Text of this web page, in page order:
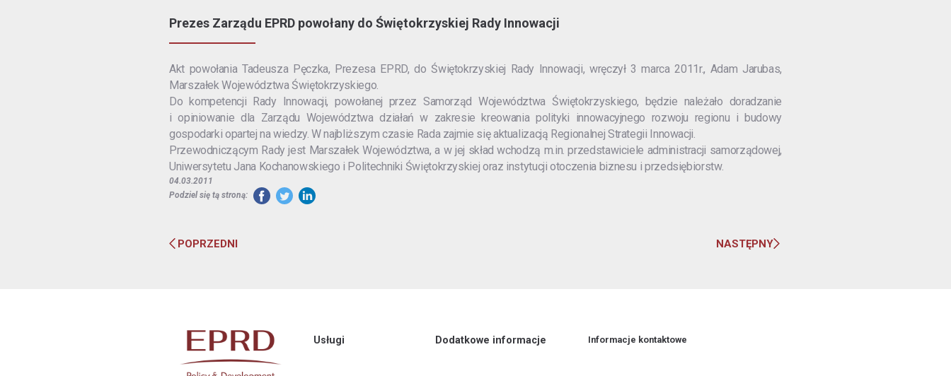
Prezes Zarządu EPRD powołany do Świętokrzyskiej Rady Innowacji
Akt powołania Tadeusza Pęczka, Prezesa EPRD, do Świętokrzyskiej Rady Innowacji, wręczył 3 marca 2011r., Adam Jarubas,
Marszałek Województwa Świętokrzyskiego.
Do kompetencji Rady Innowacji, powołanej przez Samorząd Województwa Świętokrzyskiego, będzie należało doradzanie
i opiniowanie dla Zarządu Województwa działań w zakresie kreowania polityki innowacyjnego rozwoju regionu i budowy
gospodarki opartej na wiedzy. W najbliższym czasie Rada zajmie się aktualizacją Regionalnej Strategii Innowacji.
Przewodniczącym Rady jest Marszałek Województwa, a w jej skład wchodzą m.in. przedstawiciele administracji samorządowej,
Uniwersytetu Jana Kochanowskiego i Politechniki Świętokrzyskiej oraz instytucji otoczenia biznesu i przedsiębiorstw.
04.03.2011
Podziel się tą stroną:
POPRZEDNI NASTĘPNY
Usługi Dodatkowe informacje Informacje kontaktowe